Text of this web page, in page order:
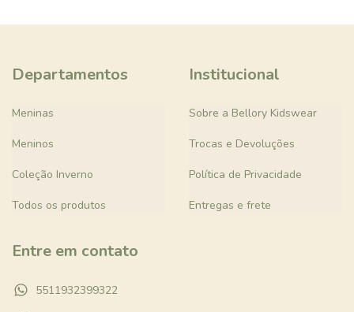
Departamentos
Meninas
Meninos
Coleção Inverno
Todos os produtos
Institucional
Sobre a Bellory Kidswear
Trocas e Devoluções
Política de Privacidade
Entregas e frete
Entre em contato
5511932399322